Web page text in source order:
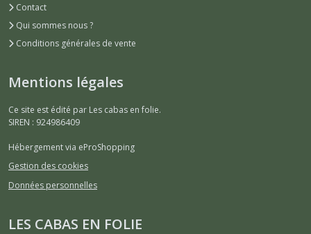
Contact
Qui sommes nous ?
Conditions générales de vente
Mentions légales
Ce site est édité par Les cabas en folie.
SIREN : 924986409
Hébergement via eProShopping
Gestion des cookies
Données personnelles
LES CABAS EN FOLIE